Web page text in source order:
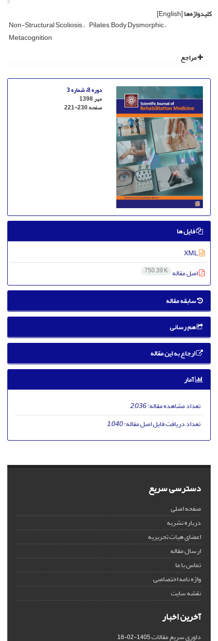
کلیدواژه‌ها[English]
Non-Structural Scoliosis Pilates, Body Dysmorphic
Metacognition
مراجع
دوره 8، شماره 3
مهر 1398
صفحه221-230
فایل ها
اصل مقاله 750.39 K
سابقه مقاله
هم رسانی
ارجاع به این مقاله
آمار
تعداد مشاهده مقاله:2,036
تعداد دریافت فایل اصل مقاله:1,040
دسترسی سریع
صفحه اصلی
درباره نشریه
اعضای هیات تحریریه
ارسال مقاله
تماس با ما
واژه نامه اختصاصی
نقشه سایت
آخرین اخبار
داوری سریع مقالات1405-02-18